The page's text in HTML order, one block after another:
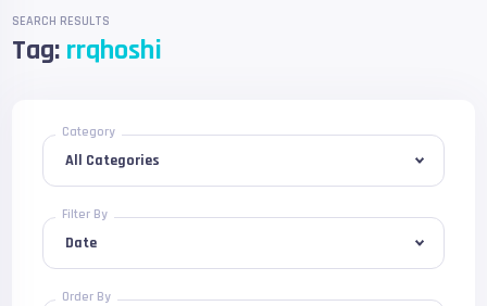
SEARCH RESULTS
Tag: rrqhoshi
Category
Filter By
Order By